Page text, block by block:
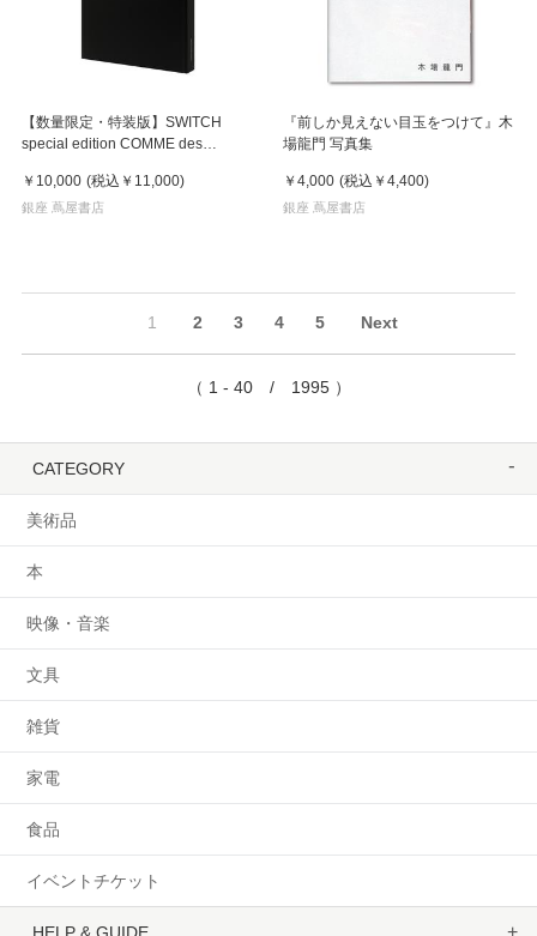
【数量限定・特装版】SWITCH
special edition COMME des
￥10,000 (税込 ￥11,000)
銀座 蔦屋書店
『前しか見えない目玉をつけて』木
場龍門 写真集
￥4,000 (税込 ￥4,400)
銀座 蔦屋書店
1 2 3 4 5 Next
（ 1 - 40 / 1995 ）
CATEGORY
美術品
本
映像・音楽
文具
雑貨
家電
食品
イベントチケット